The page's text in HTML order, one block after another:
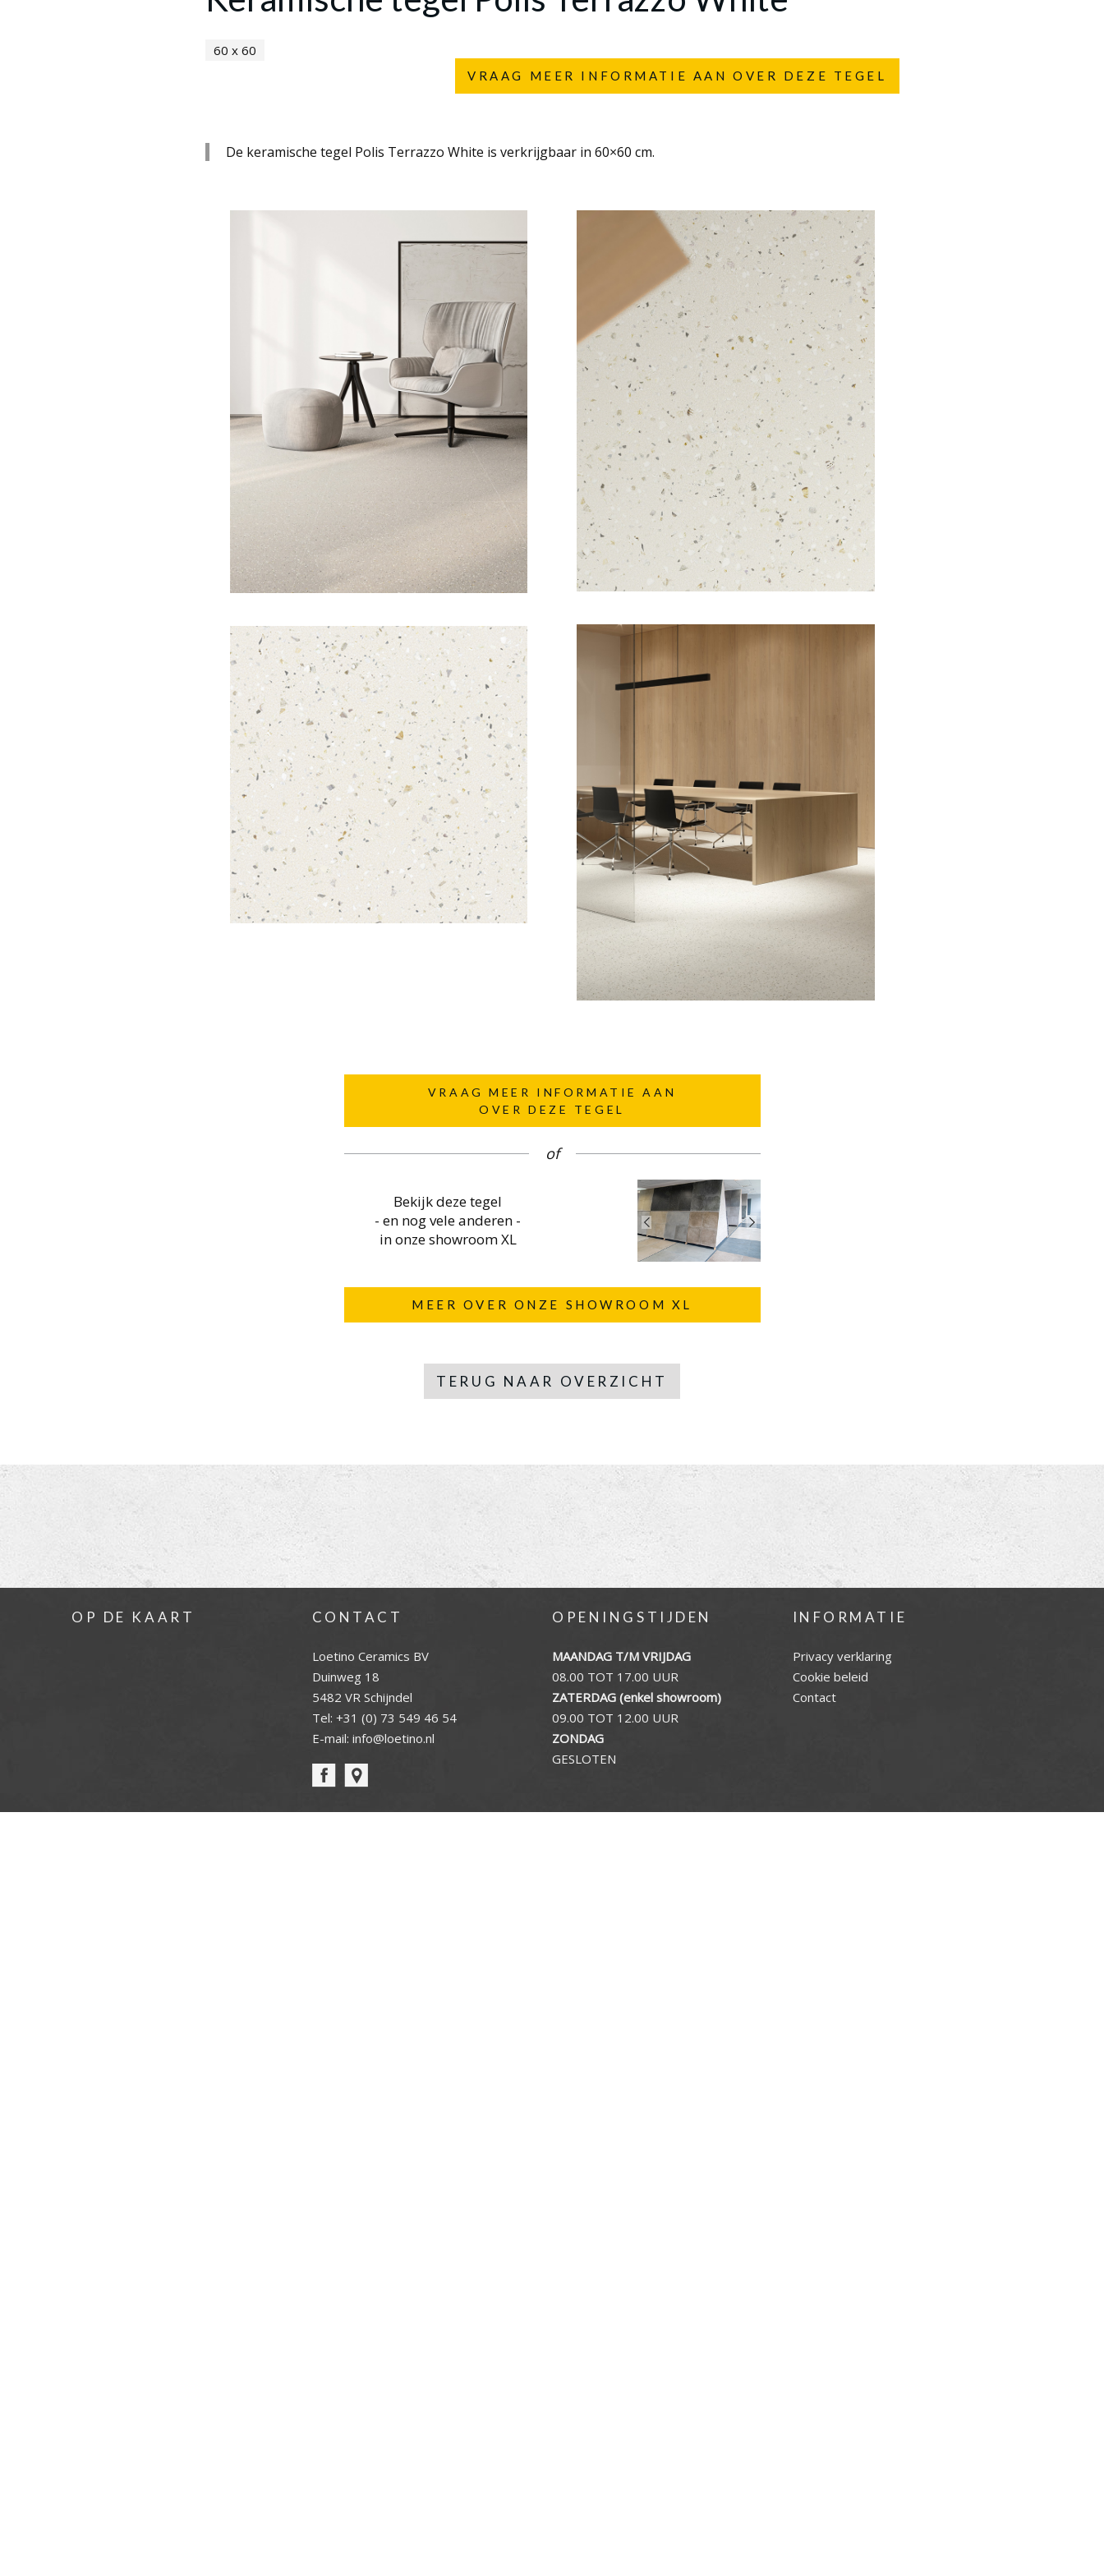
VRAAG MEER INFORMATIE AAN OVER DEZE TEGEL
60 x 60
De keramische tegel Polis Terrazzo White is verkrijgbaar in 60×60 cm.
VRAAG MEER INFORMATIE AAN
OVER DEZE TEGEL
of
Bekijk deze tegel
- en nog vele anderen -
in onze showroom XL
MEER OVER ONZE SHOWROOM XL
TERUG NAAR OVERZICHT
OP DE KAART CONTACT
Loetino Ceramics BV
Duinweg 18
5482 VR Schijndel
Tel: +31 (0) 73 549 46 54
E-mail: info@loetino.nl
OPENINGSTIJDEN
MAANDAG T/M VRIJDAG
08.00 TOT 17.00 UUR
ZATERDAG (enkel showroom)
09.00 TOT 12.00 UUR
ZONDAG
GESLOTEN
INFORMATIE
Privacy verklaring
Cookie beleid
Contact